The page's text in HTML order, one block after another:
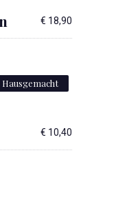
€ 18,90
Hausgemacht
€ 10,40